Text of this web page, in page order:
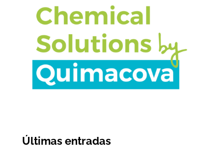
Últimas entradas